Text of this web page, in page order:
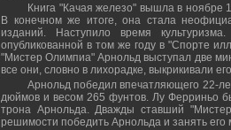
Книга "Качая железо" вышла в ноябре
В конечном же итоге, она стала
изданий. Наступило время
опубликованной в том же году в "Спорте
"Мистер Олимпиа" Арнольд выступал две
все они, словно в лихорадке, выкрикивали
Арнольд победил впечатляющего 22-
дюймов и весом 265 фунтов. Лу Ферриньо
трона Арнольда. Дважды ставший
решимости победить Арнольда и занять его